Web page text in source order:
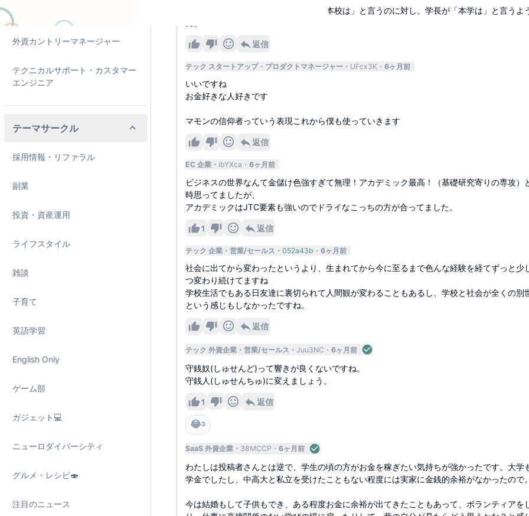
外資カントリーマネージャー
テクニカルサポート・カスタマー
エンジニア
テーマサークル
採用情報・リファラル
副業
投資・資産運用
ライフスタイル
雑談
子育て
英語学習
English Only
ゲーム部
ガジェット💻
ニューロダイバーシティ
グルメ・レシピ🍣
注目のニュース
大学は学校ではありません。校長が「本校は」と言うのに対し、学長が「本学は」と言うよ
返信
テック スタートアップ プロダクトマネージャー UFcx3K 6ヶ月前
いいですね
お金好きな人好きです
マモンの信仰者っていう表現これから僕も使っていきます
返信
EC 企業 ibYXca 6ヶ月前
ビジネスの世界なんて金儲け色強すぎて無理！アカデミック最高！（基礎研究寄りの専攻）
時思ってましたが、
アカデミックはJTC要素も強いのでドライなこっちの方が合ってました。
1 返信
テック 企業 営業/セールス 052a43b 6ヶ月前
社会に出てから変わったというより、生まれてから今に至るまで色んな経験を経てずっと少
つ変わり続けてますね
学校生活でもある日友達に裏切られて人間観が変わることもあるし、学校と社会が全くの別
という感じもしなかったですね。
返信
テック 外資企業 営業/セールス Juu3NC 6ヶ月前
守銭奴(しゅせんど)って響きが良くないですね。
守銭人(しゅせんちゅ)に変えましょう。
1 返信
😂3
SaaS 外資企業 38MCCP 6ヶ月前
わたしは投稿者さんとは逆で、学生の頃の方がお金を稼ぎたい気持ちが強かったです。大学
学金でしたし、中高大と私立を受けたこともない程度には実家に金銭的余裕がなかったので
今は結婚もして子供もでき、ある程度お金に余裕が出てきたこともあって、ボランティアを